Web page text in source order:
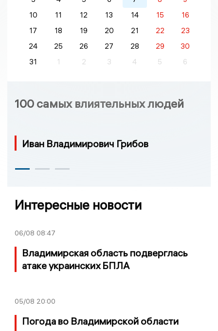
10
11 12 13 14 15
16
17
18 19 20 21 22
23
24
25 26 27 28 29
30
31
1 2 3 4 5 6
100 самых влиятельных людей
Иван Владимирович Грибов
Интересные новости
06/08 08:47
Владимирская область подверглась
атаке украинских БПЛА
05/08 20:00
Погода во Владимирской области